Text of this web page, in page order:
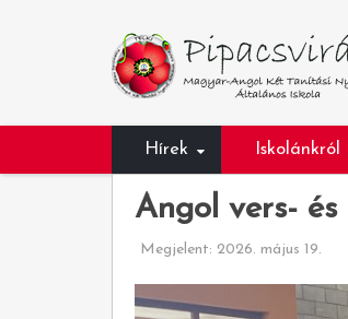
Hírek Iskolánkról
Angol vers-
Megjelent: 2026. május 19.